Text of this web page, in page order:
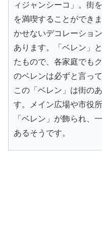
ィジャンシーコ」。街
を満喫することができ
かせないデコレーショ
あります。「ベレン」
たもので、各家庭でも
のベレンは必ずと言っ
この「ベレン」は街の
す。メイン広場や市役
「ベレン」が飾られ、
あるそうです。